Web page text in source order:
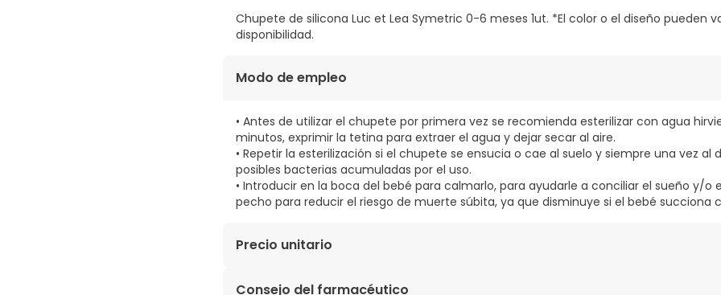
Chupete de silicona Luc et Lea Symetric 0-6 meses 1ut. *El color o el diseño pueden
disponibilidad.
Modo de empleo
• Antes de utilizar el chupete por primera vez se recomienda esterilizar con agua
minutos, exprimir la tetina para extraer el agua y dejar secar al aire.
• Repetir la esterilización si el chupete se ensucia o cae al suelo y siempre una vez al
posibles bacterias acumuladas por el uso.
• Introducir en la boca del bebé para calmarlo, para ayudarle a conciliar el sueño y/o
pecho para reducir el riesgo de muerte súbita, ya que disminuye si el bebé succiona
Precio unitario
3,93€ / Unidades
Consejo del farmacéutico